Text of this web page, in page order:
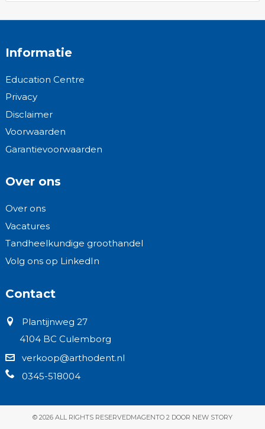
Informatie
Education Centre
Privacy
Disclaimer
Voorwaarden
Garantievoorwaarden
Over ons
Over ons
Vacatures
Tandheelkundige groothandel
Volg ons op LinkedIn
Contact
Plantijnweg 27
4104 BC Culemborg
verkoop@arthodent.nl
0345-518004
© 2026 ALL RIGHTS RESERVEDMAGENTO 2 DOOR NEW STORY